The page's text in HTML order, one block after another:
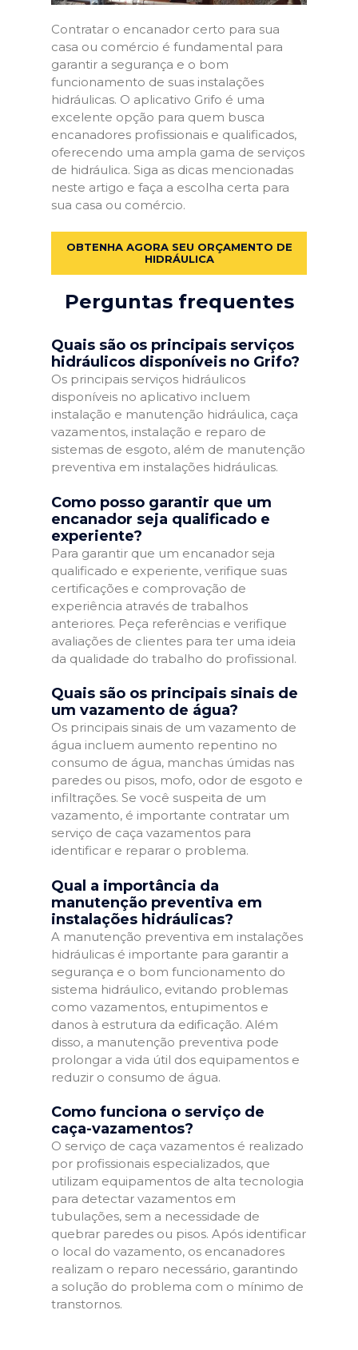
Contratar o encanador certo para sua
casa ou comércio é fundamental para
garantir a segurança e o bom
funcionamento de suas instalações
hidráulicas. O aplicativo Grifo é uma
excelente opção para quem busca
encanadores profissionais e qualificados,
oferecendo uma ampla gama de serviços
de hidráulica. Siga as dicas mencionadas
neste artigo e faça a escolha certa para
sua casa ou comércio.
OBTENHA AGORA SEU ORÇAMENTO DE
HIDRÁULICA
Perguntas frequentes
Quais são os principais serviços
hidráulicos disponíveis no Grifo?
Os principais serviços hidráulicos
disponíveis no aplicativo incluem
instalação e manutenção hidráulica, caça
vazamentos, instalação e reparo de
sistemas de esgoto, além de manutenção
preventiva em instalações hidráulicas.
Como posso garantir que um
encanador seja qualificado e
experiente?
Para garantir que um encanador seja
qualificado e experiente, verifique suas
certificações e comprovação de
experiência através de trabalhos
anteriores. Peça referências e verifique
avaliações de clientes para ter uma ideia
da qualidade do trabalho do profissional.
Quais são os principais sinais de
um vazamento de água?
Os principais sinais de um vazamento de
água incluem aumento repentino no
consumo de água, manchas úmidas nas
paredes ou pisos, mofo, odor de esgoto e
infiltrações. Se você suspeita de um
vazamento, é importante contratar um
serviço de caça vazamentos para
identificar e reparar o problema.
Qual a importância da
manutenção preventiva em
instalações hidráulicas?
A manutenção preventiva em instalações
hidráulicas é importante para garantir a
segurança e o bom funcionamento do
sistema hidráulico, evitando problemas
como vazamentos, entupimentos e
danos à estrutura da edificação. Além
disso, a manutenção preventiva pode
prolongar a vida útil dos equipamentos e
reduzir o consumo de água.
Como funciona o serviço de
caça-vazamentos?
O serviço de caça vazamentos é realizado
por profissionais especializados, que
utilizam equipamentos de alta tecnologia
para detectar vazamentos em
tubulações, sem a necessidade de
quebrar paredes ou pisos. Após identificar
o local do vazamento, os encanadores
realizam o reparo necessário, garantindo
a solução do problema com o mínimo de
transtornos.